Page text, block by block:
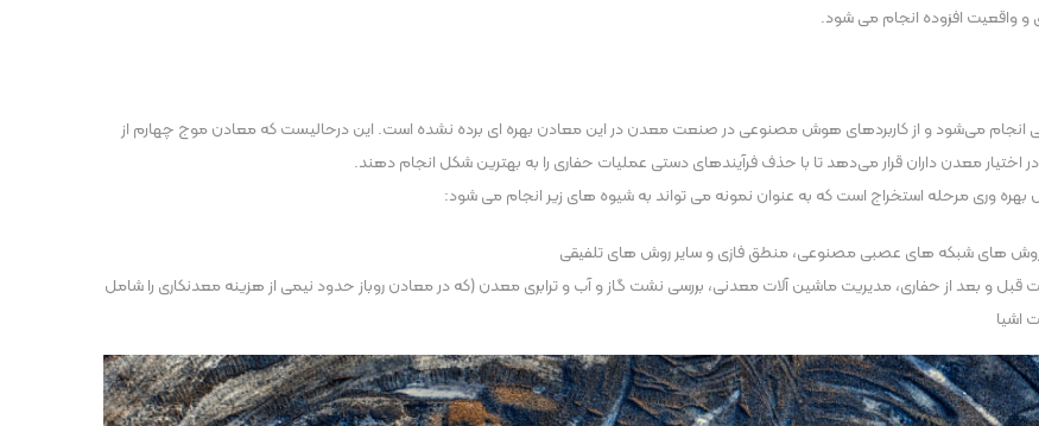
انجام می‌شود و از کاربردهای هوش مصنوعی در صنعت معدن در این معادن بهره ای برده نشده است. این درحالیست که معادن موج چهارم از
معدن داران قرار می‌دهد تا با حذف فرآیندهای دستی عملیات حفاری را به بهترین شکل انجام دهند.
وری مرحله استخراج است که به عنوان نمونه می تواند به شیوه های زیر انجام می شود:
از روش های شبکه های عصبی مصنوعی، منطق فازی و سایر روش های تلفیقی
و بعد از حفاری، مدیریت ماشین آلات معدنی، بررسی نشت گاز و آب و ترابری معدن (که در معادن روباز حدود نیمی از هزینه معدنکاری را شامل
اشیا